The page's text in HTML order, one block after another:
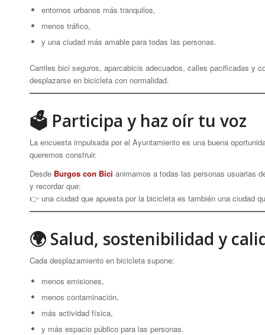
entornos urbanos más tranquilos,
menos tráfico,
y una ciudad más amable para todas las personas.
Carriles bici seguros, aparcabicis adecuados, calles pacificadas y
desplazarse en bicicleta con normalidad.
🗳 Participa y haz oír tu voz
La encuesta impulsada por el Ayuntamiento es una buena
queremos construir.
Desde Burgos con Bici animamos a todas las personas usuarias
y recordar que:
👉 una ciudad que apuesta por la bicicleta es también una ciudad
🌍 Salud, sostenibilidad y
Cada desplazamiento en bicicleta supone:
menos emisiones,
menos contaminación,
más actividad física,
y más espacio público para las personas.